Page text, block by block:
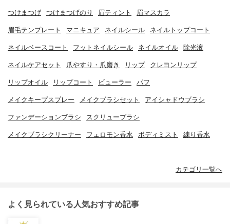
つけまつげ つけまつげのり 眉ティント 眉マスカラ
眉毛テンプレート マニキュア ネイルシール ネイルトップコート
ネイルベースコート フットネイルシール ネイルオイル 除光液
ネイルケアセット 爪やすり・爪磨き リップ クレヨンリップ
リップオイル リップコート ビューラー パフ
メイクキープスプレー メイクブラシセット アイシャドウブラシ
ファンデーションブラシ スクリューブラシ
メイクブラシクリーナー フェロモン香水 ボディミスト 練り香水
カテゴリ一覧へ
よく見られている人気おすすめ記事